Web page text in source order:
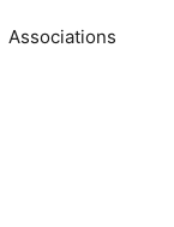
Associations